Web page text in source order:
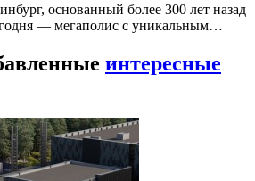
основанный более 300 лет назад
— мегаполис с уникальным…
интересные